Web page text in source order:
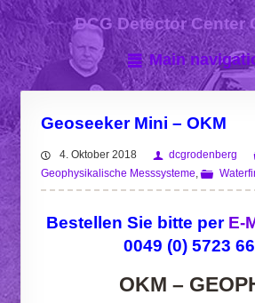
DCG Detector Center
Main
Geoseeker Mini – OKM
4. Oktober 2018 dcgrodenberg
Geophysikalische Messsysteme,
Bestellen Sie bitte per E-
0049 (0) 5723
OKM –